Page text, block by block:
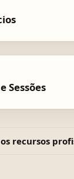
Sessões
recursos